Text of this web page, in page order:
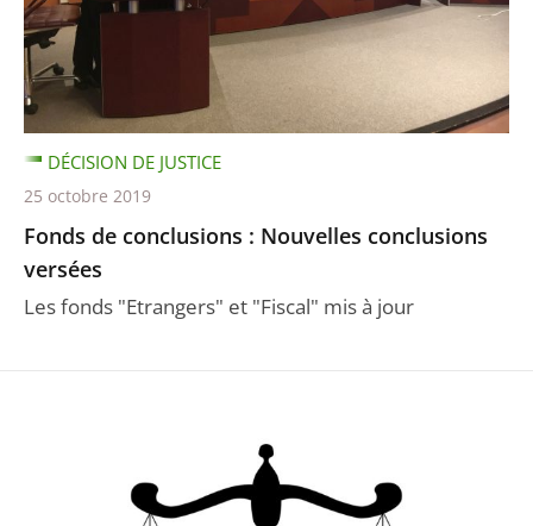
Fonds de conclusions : Nouvelles conclusions
versées
Les fonds "Etrangers" et "Fiscal" mis à jour
DÉCISION DE JUSTICE
25 octobre 2019